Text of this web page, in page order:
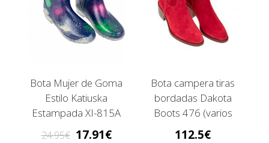
Bota Mujer de Goma
Estilo Katiuska
Estampada XI-815A
24.95 17.91
Bota campera tiras
bordadas Dakota
Boots 476 (varios
colores)
112.5